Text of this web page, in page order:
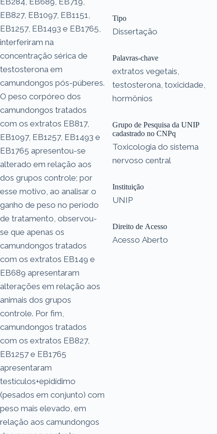
EB827, EB1097, EB1151,
EB1257, EB1493 e EB1765,
interferiram na
concentração sérica de
testosterona em
camundongos pós-púberes.
O peso corpóreo dos
camundongos tratados
com os extratos EB817,
EB1097, EB1257, EB1493 e
EB1765 apresentou-se
alterado em relação aos
dos grupos controle; por
esse motivo, ao analisar o
ganho de peso no período
de tratamento, observou-
se que apenas os
camundongos tratados
com os extratos EB149 e
EB689 apresentaram
alterações em relação aos
animais dos grupos
controle. Por fim,
camundongos tratados
com os extratos EB827,
EB1257 e EB1765
apresentaram
testículos+epidídimo
(pesados em conjunto) com
peso mais elevado, em
relação aos camundongos
Tipo
Dissertação
Palavras-chave
extratos vegetais,
testosterona, toxicidade,
hormônios
Grupo de Pesquisa da UNIP
cadastrado no CNPq
Toxicologia do sistema
nervoso central
Instituição
UNIP
Direito de Acesso
Acesso Aberto